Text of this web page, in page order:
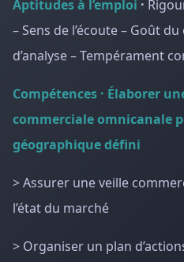
Aptitudes à l’emploi ·
– Sens de l’écoute – Goût
d’analyse – Tempérament
Compétences · Élaborer
commerciale omnicanale
géographique défini
> Assurer une veille
l’état du marché
> Organiser un plan